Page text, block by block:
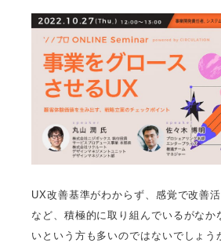
UX改善基準がわからず、感覚で改善
など、積極的に取り組んでいるがなか
いという方も多いのではないでしょう